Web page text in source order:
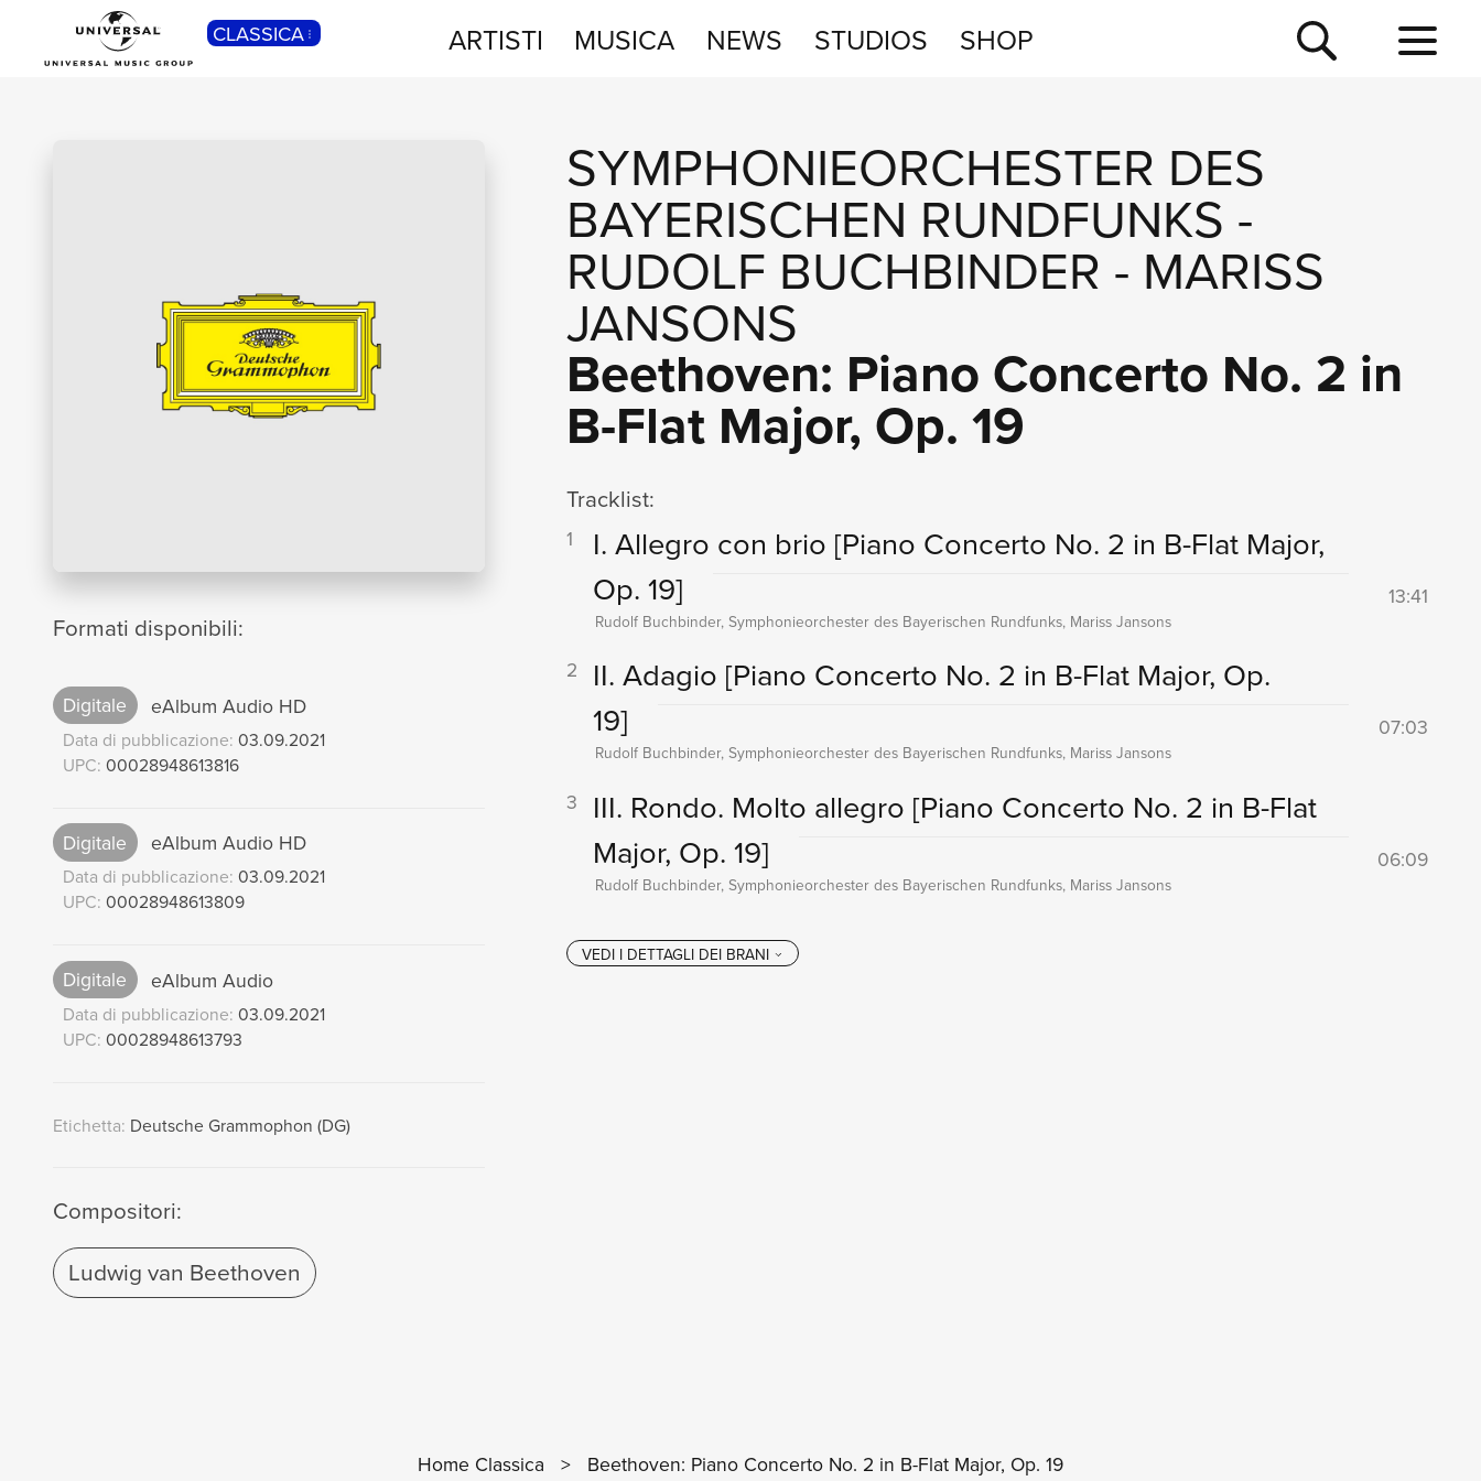
CLASSICA ARTISTI MUSICA NEWS STUDIOS SHOP
Formati disponibili:
Digitale eAlbum Audio HD
Data di pubblicazione: 03.09.2021
UPC: 00028948613816
Digitale eAlbum Audio HD
Data di pubblicazione: 03.09.2021
UPC: 00028948613809
Digitale eAlbum Audio
Data di pubblicazione: 03.09.2021
UPC: 00028948613793
Etichetta: Deutsche Grammophon (DG)
Compositori:
Ludwig van Beethoven
SYMPHONIEORCHESTER DES
BAYERISCHEN RUNDFUNKS -
RUDOLF BUCHBINDER - MARISS
JANSONS
Beethoven: Piano Concerto No. 2 in
B-Flat Major, Op. 19
Tracklist:
1 I. Allegro con brio [Piano Concerto No. 2 in B-Flat Major,
Op. 19]
13:41
Rudolf Buchbinder, Symphonieorchester des Bayerischen Rundfunks, Mariss Jansons
2 II. Adagio [Piano Concerto No. 2 in B-Flat Major, Op.
19]
07:03
Rudolf Buchbinder, Symphonieorchester des Bayerischen Rundfunks, Mariss Jansons
3 III. Rondo. Molto allegro [Piano Concerto No. 2 in B-Flat
Major, Op. 19]
06:09
Rudolf Buchbinder, Symphonieorchester des Bayerischen Rundfunks, Mariss Jansons
Home Classica > Beethoven: Piano Concerto No. 2 in B-Flat Major, Op. 19
POP
SHOP
NEWS